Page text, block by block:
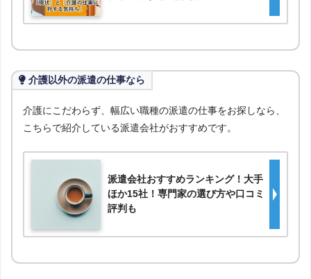
介護以外の派遣の仕事なら
介護にこだわらず、幅広い職種の派遣の仕事をお探しなら、
こちらで紹介している派遣会社がおすすめです。
派遣会社おすすめランキング！大手
ほか15社！専門家の選び方や口コミ
評判も